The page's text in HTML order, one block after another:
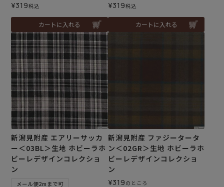
¥319税込
カートに入れる
¥319税込
カートに入れる
新潟見附産 エアリーサッカ
ー＜03BL＞生地 ホビーラホ
ビーレデザインコレクショ
ン
メール便2mまで可
新潟見附産 ファジータータ
ン＜02GR＞生地 ホビーラホ
ビーレデザインコレクショ
ン
¥319 のところ